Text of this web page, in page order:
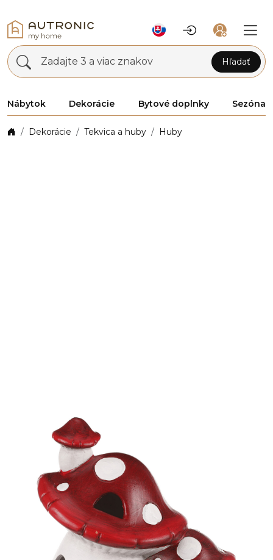
Zadajte 3 a viac znakov Hľadať
Nábytok Dekorácie Bytové doplnky Sezóna
Dekorácie Tekvica a huby Huby